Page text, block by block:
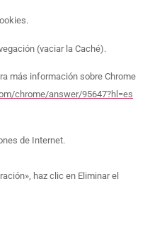
(vaciar la Caché).
más información sobre Chrome
chrome/answer/95647?hl=es
de Internet.
haz clic en Eliminar el